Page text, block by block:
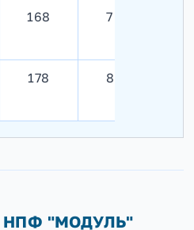
168 7 - 10
178 8 - 11
НПФ "МОДУЛЬ"